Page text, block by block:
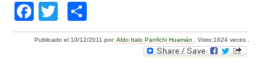
F
a
wi o
Publicado el10/12/2011 por:Aldo Italo Panfichi Huamán. Visto:1624 veces.